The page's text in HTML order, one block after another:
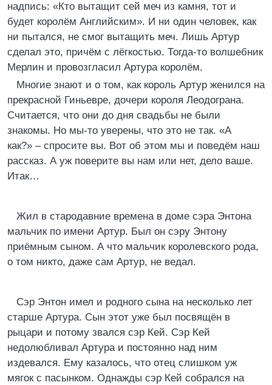
надпись: «Кто вытащит сей меч из камня, тот и
будет королём Английским». И ни один человек, как
ни пытался, не смог вытащить меч. Лишь Артур
сделал это, причём с лёгкостью. Тогда-то волшебник
Мерлин и провозгласил Артура королём.
Многие знают и о том, как король Артур женился на
прекрасной Гиньевре, дочери короля Леодограна.
Считается, что они до дня свадьбы не были
знакомы. Но мы-то уверены, что это не так. «А
как?» – спросите вы. Вот об этом мы и поведём наш
рассказ. А уж поверите вы нам или нет, дело ваше.
Итак…
Жил в стародавние времена в доме сэра Энтона
мальчик по имени Артур. Был он сэру Энтону
приёмным сыном. А что мальчик королевского рода,
о том никто, даже сам Артур, не ведал.
Сэр Энтон имел и родного сына на несколько лет
старше Артура. Сын этот уже был посвящён в
рыцари и потому звался сэр Кей. Сэр Кей
недолюбливал Артура и постоянно над ним
издевался. Ему казалось, что отец слишком уж
мягок с пасынком. Однажды сэр Кей собрался на